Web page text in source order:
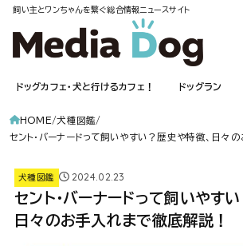
飼い主とワンちゃんを繋ぐ総合情報ニュースサイト
ドッグカフェ・犬と行けるカフェ！ ドッグラン
HOME
犬種図鑑
セント・バーナードって飼いやすい？歴史や特徴、日々
犬種図鑑 2024.02.23
セント・バーナードって飼いやすい
日々のお手入れまで徹底解説！